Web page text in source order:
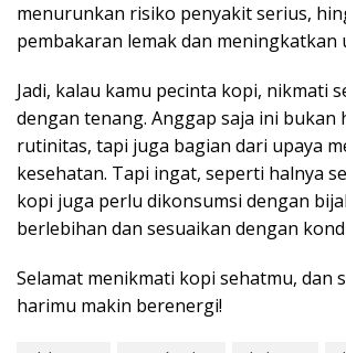
menurunkan risiko penyakit serius,
pembakaran lemak dan meningkatkan
Jadi, kalau kamu pecinta kopi, nikmati
dengan tenang. Anggap saja ini bukan
rutinitas, tapi juga bagian dari upaya
kesehatan. Tapi ingat, seperti halnya
kopi juga perlu dikonsumsi dengan
berlebihan dan sesuaikan dengan
Selamat menikmati kopi sehatmu, dan
harimu makin berenergi!